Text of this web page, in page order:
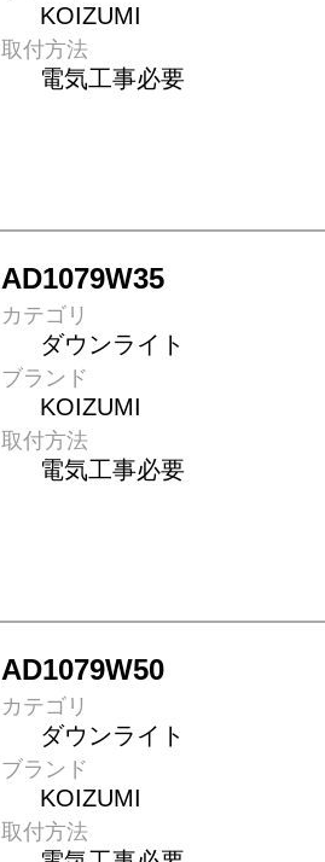
KOIZUMI
取付方法
電気工事必要
AD1079W35
カテゴリ
ダウンライト
ブランド
KOIZUMI
取付方法
電気工事必要
AD1079W50
カテゴリ
ダウンライト
ブランド
KOIZUMI
取付方法